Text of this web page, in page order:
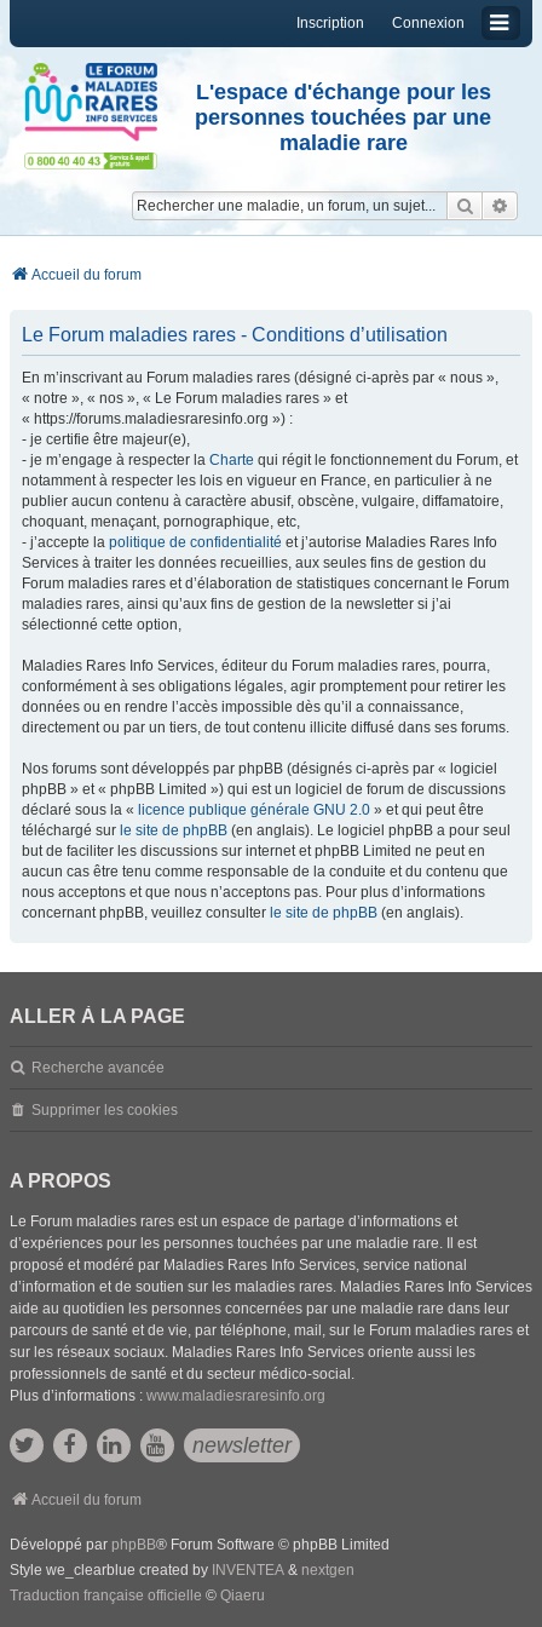
Connexion
Inscription
L'espace d'échange pour les
personnes touchées par une
maladie rare
Accueil du forum
Le Forum maladies rares - Conditions d’utilisation
En m’inscrivant au Forum maladies rares (désigné ci-après par « nous »,
« notre », « nos », « Le Forum maladies rares » et
« https://forums.maladiesraresinfo.org ») :
- je certifie être majeur(e),
- je m’engage à respecter la Charte qui régit le fonctionnement du Forum, et
notamment à respecter les lois en vigueur en France, en particulier à ne
publier aucun contenu à caractère abusif, obscène, vulgaire, diffamatoire,
choquant, menaçant, pornographique, etc,
- j’accepte la politique de confidentialité et j’autorise Maladies Rares Info
Services à traiter les données recueillies, aux seules fins de gestion du
Forum maladies rares et d’élaboration de statistiques concernant le Forum
maladies rares, ainsi qu’aux fins de gestion de la newsletter si j’ai
sélectionné cette option,
Maladies Rares Info Services, éditeur du Forum maladies rares, pourra,
conformément à ses obligations légales, agir promptement pour retirer les
données ou en rendre l’accès impossible dès qu’il a connaissance,
directement ou par un tiers, de tout contenu illicite diffusé dans ses forums.
Nos forums sont développés par phpBB (désignés ci-après par « logiciel
phpBB » et « phpBB Limited ») qui est un logiciel de forum de discussions
déclaré sous la « licence publique générale GNU 2.0 » et qui peut être
téléchargé sur le site de phpBB (en anglais). Le logiciel phpBB a pour seul
but de faciliter les discussions sur internet et phpBB Limited ne peut en
aucun cas être tenu comme responsable de la conduite et du contenu que
nous acceptons et que nous n’acceptons pas. Pour plus d’informations
concernant phpBB, veuillez consulter le site de phpBB (en anglais).
ALLER À LA PAGE
Recherche avancée
Supprimer les cookies
A PROPOS
Le Forum maladies rares est un espace de partage d’informations et
d’expériences pour les personnes touchées par une maladie rare. Il est
proposé et modéré par Maladies Rares Info Services, service national
d’information et de soutien sur les maladies rares. Maladies Rares Info Services
aide au quotidien les personnes concernées par une maladie rare dans leur
parcours de santé et de vie, par téléphone, mail, sur le Forum maladies rares et
sur les réseaux sociaux. Maladies Rares Info Services oriente aussi les
professionnels de santé et du secteur médico-social.
Plus d’informations : www.maladiesraresinfo.org
newsletter
Accueil du forum
Développé par phpBB® Forum Software © phpBB Limited
Style we_clearblue created by INVENTEA & nextgen
Traduction française officielle © Qiaeru